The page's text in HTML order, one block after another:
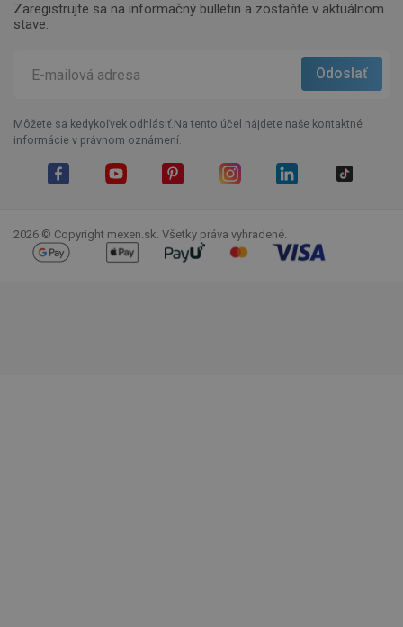
Zaregistrujte sa na informačný bulletin a zostaňte v aktuálnom
stave.
Môžete sa kedykoľvek odhlásiť.Na tento účel nájdete naše kontaktné
informácie v právnom oznámení.
2026 © Copyright mexen.sk. Všetky práva vyhradené.